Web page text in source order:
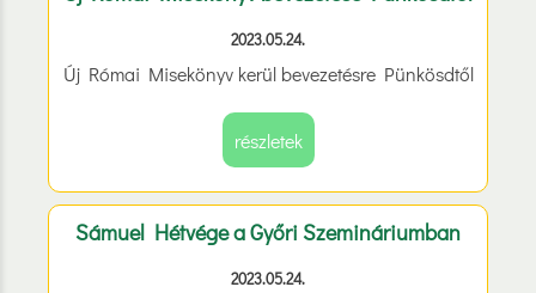
2023.05.24.
Új Római Misekönyv kerül bevezetésre Pünkösdtől
részletek
Sámuel Hétvége a Győri Szemináriumban
2023.05.24.